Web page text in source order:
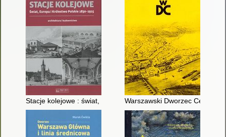
Stacje kolejowe : świat, Europa i Królestwo Polskie 1830-
Warszawski Dworzec Centralny